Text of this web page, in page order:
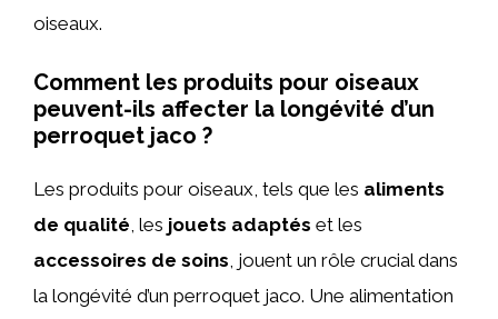
oiseaux.
Comment les produits pour oiseaux
peuvent-ils affecter la longévité d’un
perroquet jaco ?
Les produits pour oiseaux, tels que les aliments
de qualité, les jouets adaptés et les
accessoires de soins, jouent un rôle crucial dans
la longévité d’un perroquet jaco. Une alimentation